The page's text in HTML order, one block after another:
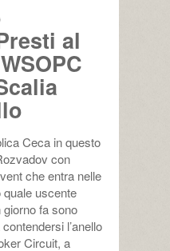
al
Ceca in questo
con
che entra nelle
uscente
fa sono
l’anello
Circuit, a